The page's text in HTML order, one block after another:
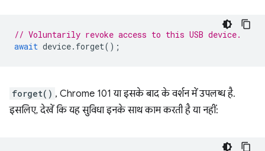
// Voluntarily revoke access to this USB device.
await device. forget();
forget() , Chrome 101 या इसके बाद के वर्शन में उपलब्ध है.
इसलिए, देखें कि यह सुविधा इनके साथ काम करती है या नहीं: